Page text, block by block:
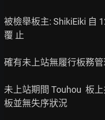
被檢舉板主: ShikiEiki 自
覆 止
確有未上站無履行板務
未上站期間 Touhou  板
板並無失序狀況